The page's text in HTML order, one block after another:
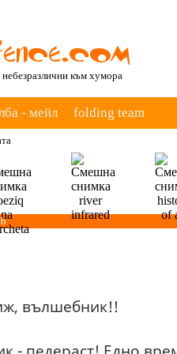
небезразлични към хумора
- мейл folding team
вълшебник!!